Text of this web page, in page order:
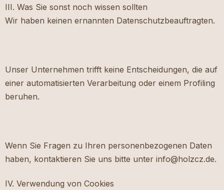
III. Was Sie sonst noch wissen sollten
Wir haben keinen ernannten Datenschutzbeauftragten.
Unser Unternehmen trifft keine Entscheidungen, die auf
einer automatisierten Verarbeitung oder einem Profiling
beruhen.
Wenn Sie Fragen zu Ihren personenbezogenen Daten
haben, kontaktieren Sie uns bitte unter info@holzcz.de.
IV. Verwendung von Cookies